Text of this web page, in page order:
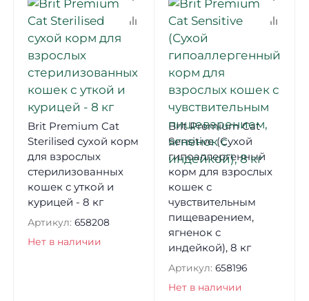
Brit Premium Cat
Sterilised сухой корм
для взрослых
стерилизованных
кошек с уткой и
курицей - 8 кг
Артикул: 658208
Нет в наличии
Brit Premium Cat
Sensitive (Сухой
гипоаллергенный
корм для взрослых
кошек с
чувствительным
пищеварением,
ягненок с
индейкой), 8 кг
Артикул: 658196
Нет в наличии